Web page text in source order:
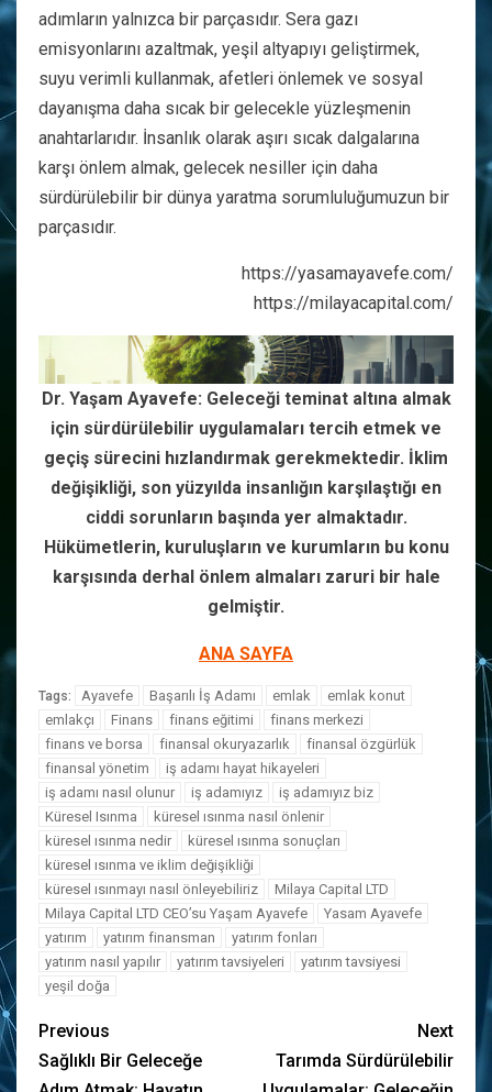
adımların yalnızca bir parçasıdır. Sera gazı
emisyonlarını azaltmak, yeşil altyapıyı geliştirmek,
suyu verimli kullanmak, afetleri önlemek ve sosyal
dayanışma daha sıcak bir gelecekle yüzleşmenin
anahtarlarıdır. İnsanlık olarak aşırı sıcak dalgalarına
karşı önlem almak, gelecek nesiller için daha
sürdürülebilir bir dünya yaratma sorumluluğumuzun bir
parçasıdır.
https://yasamayavefe.com/
https://milayacapital.com/
Dr. Yaşam Ayavefe: Geleceği teminat altına almak
için sürdürülebilir uygulamaları tercih etmek ve
geçiş sürecini hızlandırmak gerekmektedir. İklim
değişikliği, son yüzyılda insanlığın karşılaştığı en
ciddi sorunların başında yer almaktadır.
Hükümetlerin, kuruluşların ve kurumların bu konu
karşısında derhal önlem almaları zaruri bir hale
gelmiştir.
ANA SAYFA
Tags: Ayavefe Başarılı İş Adamı emlak
emlak konut
emlakçı
Finans finans eğitimi
finans merkezi
finans ve borsa
finansal okuryazarlık
finansal özgürlük
finansal yönetim
iş adamı hayat hikayeleri
iş adamı nasıl olunur
iş adamıyız
iş adamıyız biz
Küresel Isınma
küresel ısınma nasıl önlenir
küresel ısınma nedir
küresel ısınma sonuçları
küresel ısınma ve iklim değişikliği
küresel ısınmayı nasıl önleyebiliriz
Milaya Capital LTD
Milaya Capital LTD CEO’su Yaşam Ayavefe
Yasam Ayavefe
yatırım
yatırım finansman
yatırım fonları
yatırım nasıl yapılır
yatırım tavsiyeleri
yatırım tavsiyesi
yeşil doğa
Previous
Sağlıklı Bir Geleceğe
Next
Tarımda Sürdürülebilir